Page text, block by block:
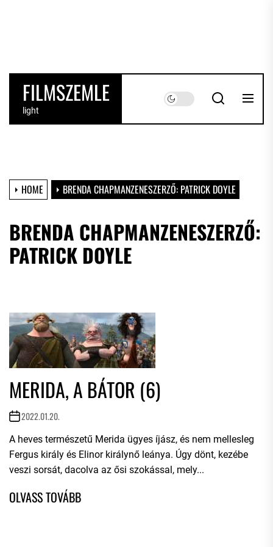
FILMSZEMLE
light
HOME BRENDA CHAPMANZENESZERZŐ: PATRICK DOYLE
BRENDA CHAPMANZENESZERZŐ:
PATRICK DOYLE
MERIDA, A BÁTOR (6)
2022.01.20.
A heves természetű Merida ügyes íjász, és nem mellesleg
Fergus király és Elinor királynő leánya. Úgy dönt, kezébe
veszi sorsát, dacolva az ősi szokással, mely...